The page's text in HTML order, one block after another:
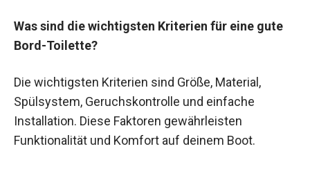
Was sind die wichtigsten Kriterien für eine gute
Bord-Toilette?
Die wichtigsten Kriterien sind Größe, Material,
Spülsystem, Geruchskontrolle und einfache
Installation. Diese Faktoren gewährleisten
Funktionalität und Komfort auf deinem Boot.